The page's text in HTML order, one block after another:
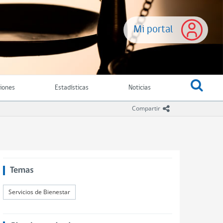
Mi portal
Estadísticas Noticias
Compartir icono compartir
Temas
Servicios de Bienestar